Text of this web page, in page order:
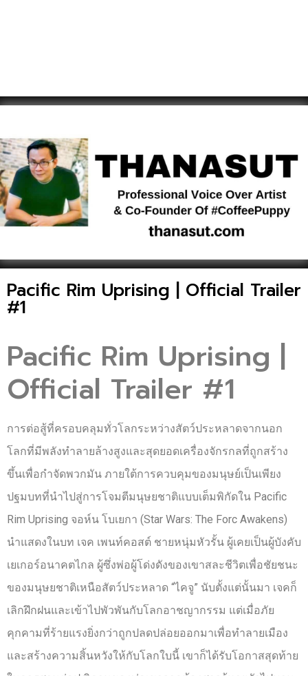
Pacific Rim Uprising | Official Trailer
#1
Pacific Rim Uprising |
Official Trailer #1
การต่อสู้ที่ครอบคลุมทั่วโลกระหว่างสัตว์ประหลาดจากนอก
โลกที่มีพลังทำลายล้างสูงและสุดยอดเครื่องจักรกลที่ถูกสร้าง
ขึ้นเพื่อกำจัดพวกมัน ภายใต้การควบคุมของมนุษย์เป็นเพียง
ปฐมบทที่นำไปสู่การโจมตีมนุษยชาติแบบเต็มพิกัดใน Pacific
Rim Uprising จอห์น โบเยกา (Star Wars: The Forc Awakens)
นำแสดงในบท เจค เพนท์คอสต์ ชายหนุ่มหัวรั้น ผู้เคยเป็นผู้บังคับ
เยเกอร์อนาคตไกล ผู้ซึ่งพ่อผู้โด่งดังของเขาสละชีวิตเพื่อชัยชนะ
ของมนุษยชาติเหนือสัตว์ประหลาด “ไคจู” นับตั้งแต่นั้นมา เจคก็
เลิกฝึกฝนและเข้าไปพัวพันกับโลกอาชญากรรม แต่เมื่อภัย
คุกคามที่ร้ายแรงยิ่งกว่าถูกปลดปล่อยออกมาเพื่อทำลายเมือง
และสร้างความสิ้นหวังให้กับโลกใบนี้ เขาก็ได้รับโอกาสสุดท้าย